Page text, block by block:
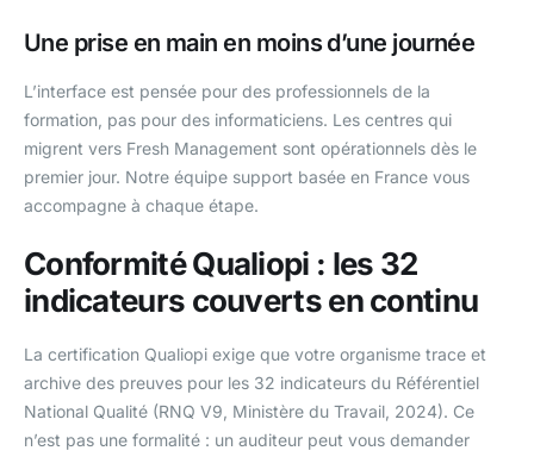
Une prise en main en moins d’une journée
L’interface est pensée pour des professionnels de la
formation, pas pour des informaticiens. Les centres qui
migrent vers Fresh Management sont opérationnels dès le
premier jour. Notre équipe support basée en France vous
accompagne à chaque étape.
Conformité Qualiopi : les 32
indicateurs couverts en continu
La certification Qualiopi exige que votre organisme trace et
archive des preuves pour les 32 indicateurs du Référentiel
National Qualité (RNQ V9, Ministère du Travail, 2024). Ce
n’est pas une formalité : un auditeur peut vous demander